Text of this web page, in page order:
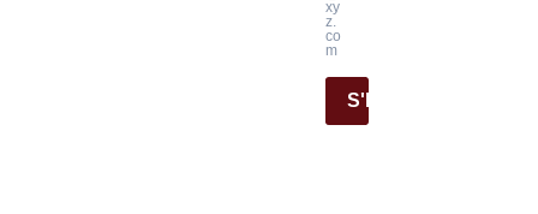
xy
z.
co
m
S'INSCRIRE